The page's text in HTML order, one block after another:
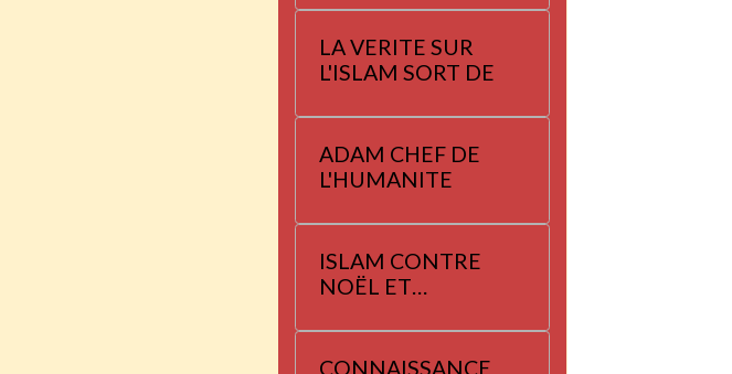
LA VERITE SUR
L'ISLAM SORT DE
ADAM CHEF DE
L'HUMANITE
ISLAM CONTRE
NOËL ET
CONNAISSANCE